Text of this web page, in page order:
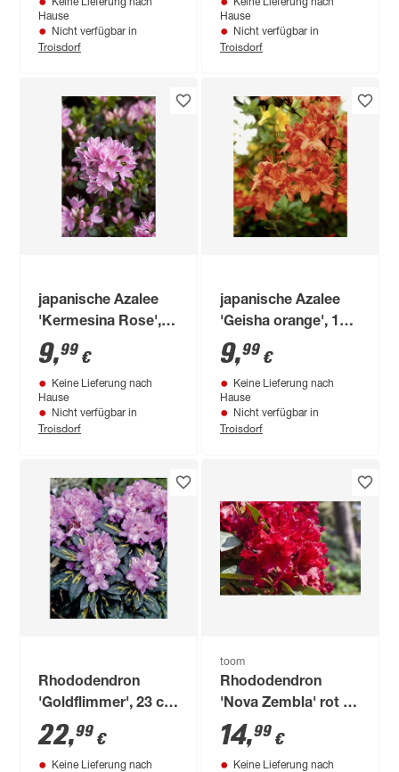
Keine Lieferung nach
Hause
Nicht verfügbar in
Troisdorf
Keine Lieferung nach
Hause
Nicht verfügbar in
Troisdorf
japanische Azalee
'Kermesina Rose',
17 cm Topf
9,99 €
Keine Lieferung nach
Hause
Nicht verfügbar in
Troisdorf
japanische Azalee
'Geisha orange', 17
cm Topf
9,99 €
Keine Lieferung nach
Hause
Nicht verfügbar in
Troisdorf
Rhododendron
'Goldflimmer', 23 cm
Topf
22,99 €
Keine Lieferung nach
toom
Rhododendron
'Nova Zembla' rot 21
cm Topf
14,99 €
Keine Lieferung nach